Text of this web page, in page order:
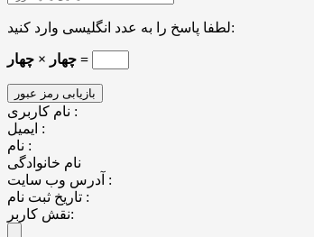
لطفا پاسخ را به عدد انگلیسی وارد کنید:
چهار × چهار =
نام کاربری :
ایمیل :
نام :
نام خانوادگی
آدرس وب سایت :
تاریخ ثبت نام :
نقش کاربر: